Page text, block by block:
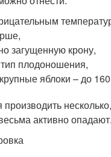
загущенную крону,
плодоношения,
яблоки – до 160
активно опадают.